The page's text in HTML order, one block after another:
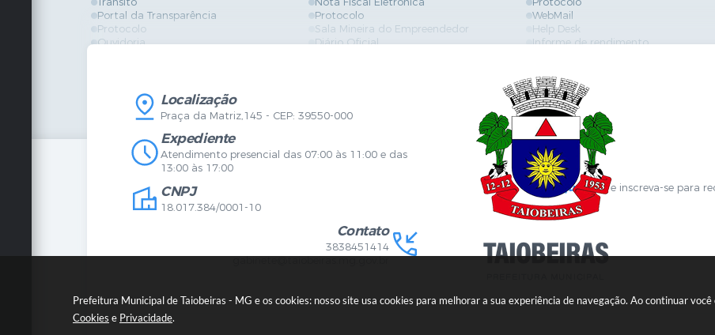
Prefeitura Municipal de Taiobeiras - MG e os cookies: nosso site usa cookies para melhorar a sua experiência de navegação. Ao continuar você
Cookies e Privacidade.
Portal da Transparência
Protocolo
Ouvidoria
Legislação
Diário Oficial
Mapa do Site
Certidões
Agenda de Eventos
Concursos
Telefones Úteis
Protocolo
Sala Mineira do Empreendedor
Diário Oficial
Serviços Online
Vigilância Sanitária
WebMail
Help Desk
Informe de rendimento
GPI
Diário Oficial
Fale com RH
SGDI - Sistema de Gerência de
Concurso Público e Processo Seletivo
Portal da Atenção Primaria
Localização
Praça da Matriz,145 - CEP: 39550-000
Expediente
Atendimento presencial das 07:00 às 11:00 e das
13:00 às 17:00
CNPJ
18.017.384/0001-10
Contato
3838451414
gabinete@taiobeiras.mg.gov.br
Clique aquie inscreva-se para